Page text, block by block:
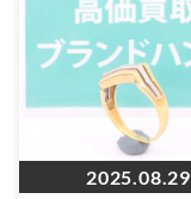
2025.08.29